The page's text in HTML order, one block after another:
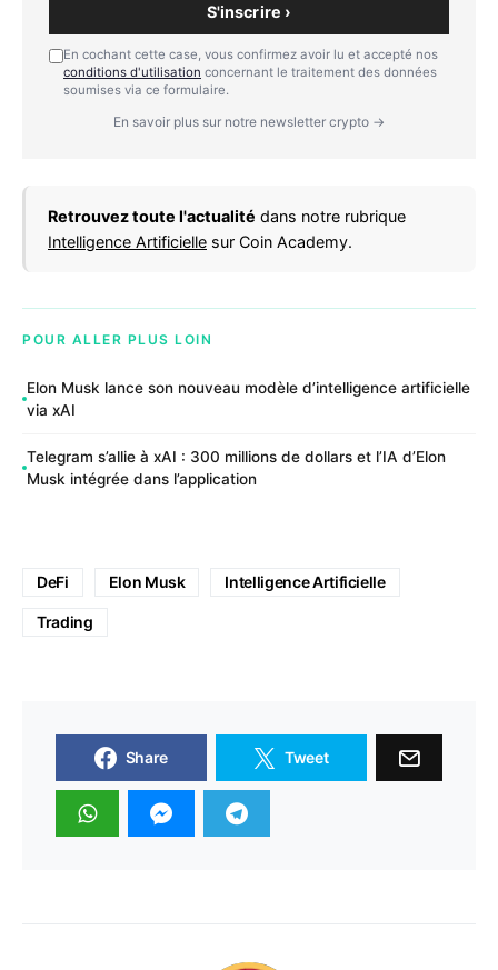
S'inscrire ›
En cochant cette case, vous confirmez avoir lu et accepté nos
conditions d'utilisation concernant le traitement des données
soumises via ce formulaire.
En savoir plus sur notre newsletter crypto →
Retrouvez toute l'actualité dans notre rubrique
Intelligence Artificielle sur Coin Academy.
POUR ALLER PLUS LOIN
Elon Musk lance son nouveau modèle d’intelligence artificielle
via xAI
Telegram s’allie à xAI : 300 millions de dollars et l’IA d’Elon
Musk intégrée dans l’application
DeFi Elon Musk Intelligence Artificielle
Trading
Share Tweet